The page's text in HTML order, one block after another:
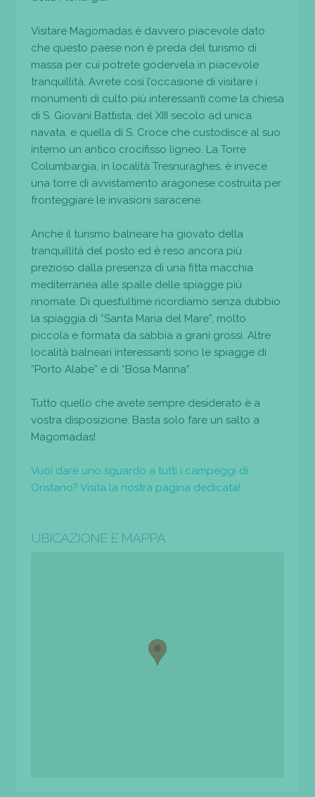
Visitare Magomadas è davvero piacevole dato
che questo paese non è preda del turismo di
massa per cui potrete godervela in piacevole
tranquillità. Avrete così l’occasione di visitare i
monumenti di culto più interessanti come la chiesa
di S. Giovani Battista, del XIII secolo ad unica
navata, e quella di S. Croce che custodisce al suo
interno un antico crocifisso ligneo. La Torre
Columbargia, in località Tresnuraghes, è invece
una torre di avvistamento aragonese costruita per
fronteggiare le invasioni saracene.
Anche il turismo balneare ha giovato della
tranquillità del posto ed è reso ancora più
prezioso dalla presenza di una fitta macchia
mediterranea alle spalle delle spiagge più
rinomate. Di quest’ultime ricordiamo senza dubbio
la spiaggia di “Santa Maria del Mare”, molto
piccola e formata da sabbia a grani grossi. Altre
località balneari interessanti sono le spiagge di
“Porto Alabe” e di “Bosa Marina”.
Tutto quello che avete sempre desiderato è a
vostra disposizione. Basta solo fare un salto a
Magomadas!
Vuoi dare uno sguardo a tutti i campeggi di
Oristano? Visita la nostra pagina dedicata!
UBICAZIONE E MAPPA